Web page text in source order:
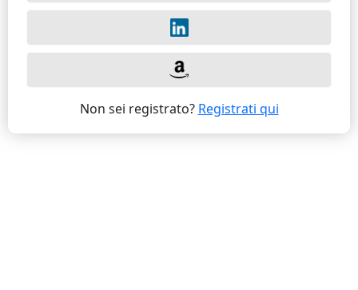
Non sei registrato? Registrati qui